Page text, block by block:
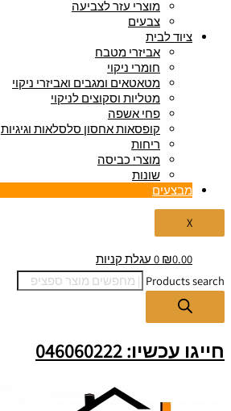
מוצרי עזר לצביעה
צבעים
ציוד לבית
אביזרי מטבח
חומרי ניקוי
מטאטאים ומגבים ואביזרי ניקוי
מטליות וסקוצים לניקוי
פחי אשפה
קופסאות אחסון סלסלאות וגיגיות
ריחות
מוצרי כביסה
שונות
מבצעים
X
₪0.00
0 עגלת קניות
Products search
חייגו עכשיו: 046060222